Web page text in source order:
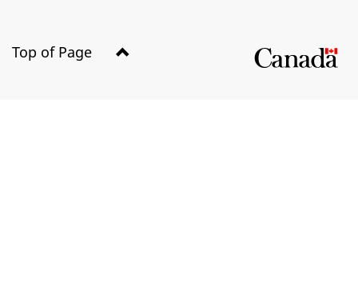
Top of Page